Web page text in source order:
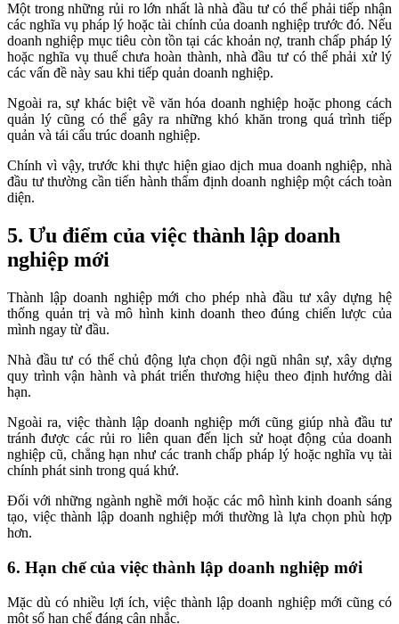
Một trong những rủi ro lớn nhất là nhà đầu tư có thể phải tiếp nhận
các nghĩa vụ pháp lý hoặc tài chính của doanh nghiệp trước đó. Nếu
doanh nghiệp mục tiêu còn tồn tại các khoản nợ, tranh chấp pháp lý
hoặc nghĩa vụ thuế chưa hoàn thành, nhà đầu tư có thể phải xử lý
các vấn đề này sau khi tiếp quản doanh nghiệp.
Ngoài ra, sự khác biệt về văn hóa doanh nghiệp hoặc phong cách
quản lý cũng có thể gây ra những khó khăn trong quá trình tiếp
quản và tái cấu trúc doanh nghiệp.
Chính vì vậy, trước khi thực hiện giao dịch mua doanh nghiệp, nhà
đầu tư thường cần tiến hành thẩm định doanh nghiệp một cách toàn
diện.
5. Ưu điểm của việc thành lập doanh
nghiệp mới
Thành lập doanh nghiệp mới cho phép nhà đầu tư xây dựng hệ
thống quản trị và mô hình kinh doanh theo đúng chiến lược của
mình ngay từ đầu.
Nhà đầu tư có thể chủ động lựa chọn đội ngũ nhân sự, xây dựng
quy trình vận hành và phát triển thương hiệu theo định hướng dài
hạn.
Ngoài ra, việc thành lập doanh nghiệp mới cũng giúp nhà đầu tư
tránh được các rủi ro liên quan đến lịch sử hoạt động của doanh
nghiệp cũ, chẳng hạn như các tranh chấp pháp lý hoặc nghĩa vụ tài
chính phát sinh trong quá khứ.
Đối với những ngành nghề mới hoặc các mô hình kinh doanh sáng
tạo, việc thành lập doanh nghiệp mới thường là lựa chọn phù hợp
hơn.
6. Hạn chế của việc thành lập doanh nghiệp mới
Mặc dù có nhiều lợi ích, việc thành lập doanh nghiệp mới cũng có
một số hạn chế đáng cân nhắc.